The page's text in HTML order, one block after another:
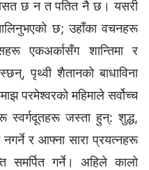
छ न त पतित नै छ। यसरी
छ; उहाँका वचनहरू
एकअर्कासँग शान्तिमा र
पृथ्वी शैतानको बाधाविना
परमेश्‍वरको महिमाले सर्वोच्च
स्वर्गदूतहरू जस्ता हुन्: शुद्ध,
र आफ्‍ना सारा प्रयत्‍नहरू
समर्पित गर्ने। अहिले कालो